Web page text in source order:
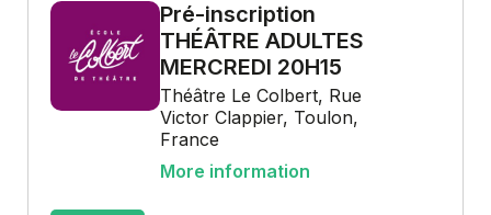
Pré-inscription
THÉÂTRE ADULTES
MERCREDI 20H15
Théâtre Le Colbert, Rue
Victor Clappier, Toulon,
France
More information